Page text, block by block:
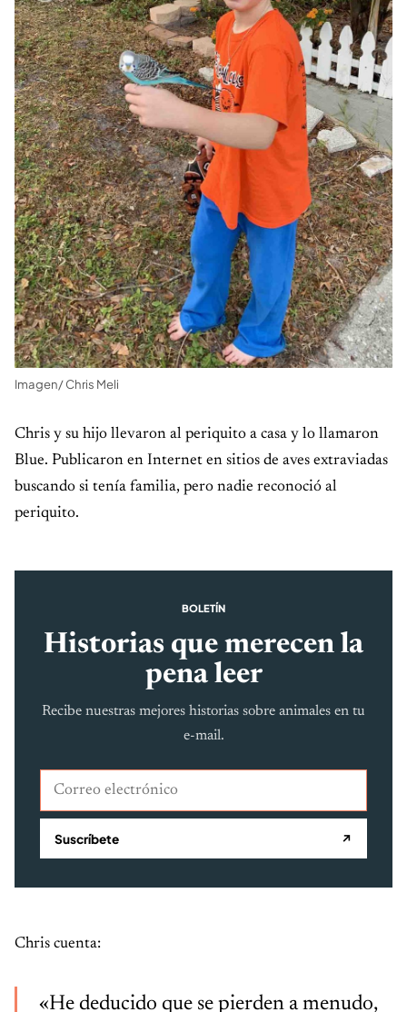
Imagen/ Chris Meli
Chris y su hijo llevaron al periquito a casa y lo llamaron
Blue. Publicaron en Internet en sitios de aves extraviadas
buscando si tenía familia, pero nadie reconoció al
periquito.
BOLETÍN
Historias que merecen la
pena leer
Recibe nuestras mejores historias sobre animales en tu
e-mail.
Correo electrónico
Suscríbete ↗
Chris cuenta:
«He deducido que se pierden a menudo,